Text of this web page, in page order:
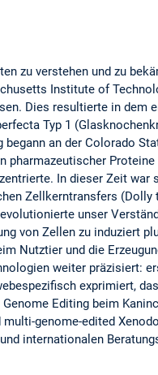
zu verstehen und zu
Institute of
Dies resultierte in dem
Typ 1
an der Colorado
pharmazeutischer
In dieser Zeit war
Zellkerntransfers (Dolly
unser
von Zellen zu induziert
Nutztier und die
weiter präzisiert:
exprimiert,
Editing beim
genome-edited
internationalen